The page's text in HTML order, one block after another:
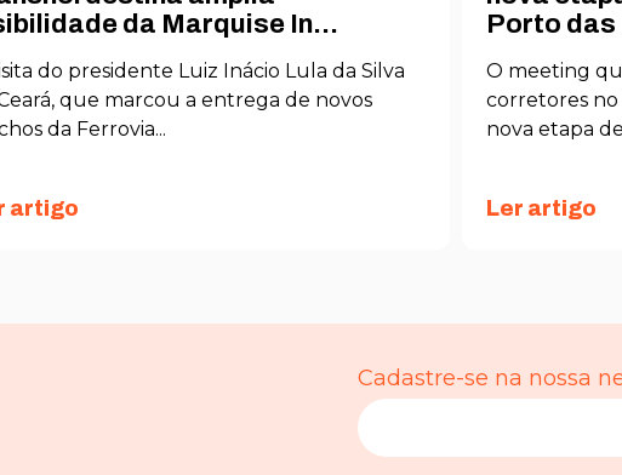
da Marquise In...
do presidente Luiz Inácio Lula da Silva
que marcou a entrega de novos
da Ferrovia...
artigo
Porto das
O meeting
corretores no
nova etapa
Ler artigo
Cadastre-se na nossa
Para que
possamos
Experiência